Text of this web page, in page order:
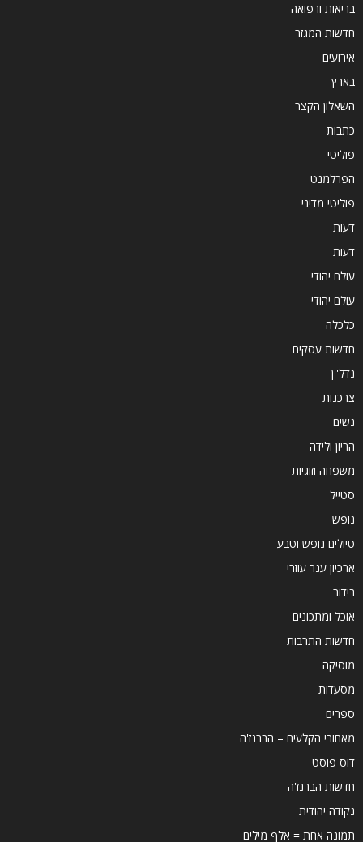
בריאות ורפואה
חדשות המגזר
אירועים
בארץ
השאלון הקצר
כתבות
פוליטי
הפרלמנט
פוליטי מדיני
דעות
דעות
עולם יהודי
עולם יהודי
כלכלה
חדשות עסקים
נדל''ן
צרכנות
נשים
הריון ולידה
משפחה וזוגיות
סטייל
נופש
טיולים נופש וטבע
ארכיון ענר עוזרי
בידור
אוכל ומתכונים
חדשות התרבות
מוסיקה
מסעדות
ספרים
מאחורי הקלעים – הברנז'ה
דוס פוסט
חדשות הברנז'ה
נקודה יהודית
תמונה אחת = אלף מילים